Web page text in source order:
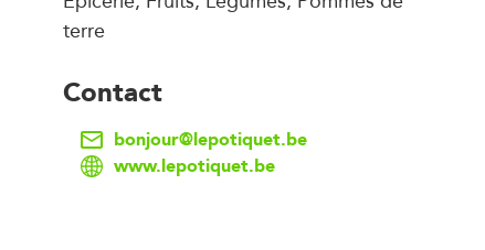
terre
Contact
bonjour@lepotiquet.be
www.lepotiquet.be